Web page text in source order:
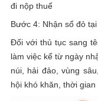
đi nộp thuế
Bước 4: Nhận sổ đỏ
Đối với thủ tục sang
làm việc kể từ ngày
núi, hải đảo, vùng
hội khó khăn, thời